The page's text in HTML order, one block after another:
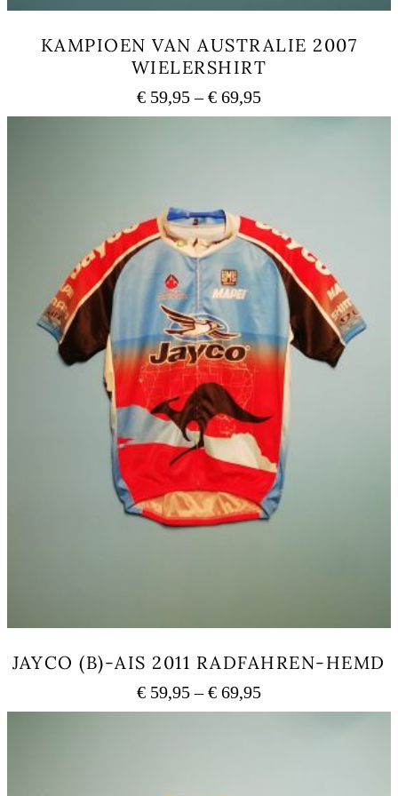
KAMPIOEN VAN AUSTRALIE 2007
WIELERSHIRT
€ 59,95 –€ 69,95Preisspanne:
€ 59,95
Die
Optionen
können
auf
der
Produktseite
gewählt
werden
JAYCO (B)-AIS 2011 RADFAHREN-HEMD
€ 59,95 –€ 69,95Preisspanne:
€ 59,95